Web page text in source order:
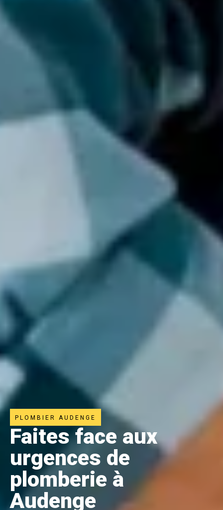
PLOMBIER AUDENGE
Faites face aux
urgences de
plomberie à
Audenge